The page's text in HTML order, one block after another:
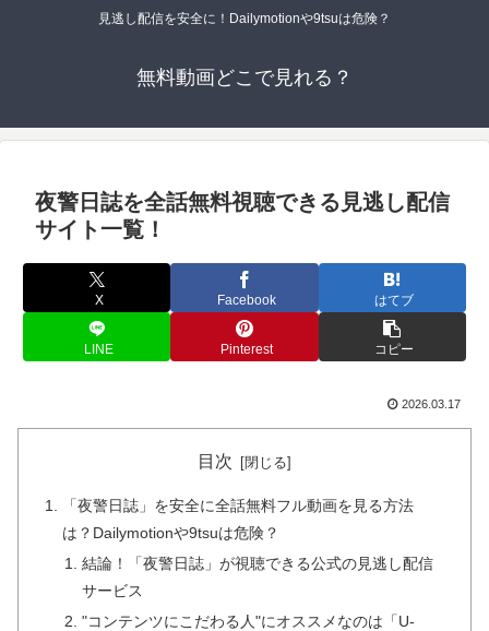
見逃し配信を安全に！Dailymotionや9tsuは危険？
無料動画どこで見れる？
夜警日誌を全話無料視聴できる見逃し配信
サイト一覧！
X Facebook はてブ
LINE Pinterest コピー
2026.03.17
目次
「夜警日誌」を安全に全話無料フル動画を見る方法
は？Dailymotionや9tsuは危険？
結論！「夜警日誌」が視聴できる公式の見逃し配信
サービス
"コンテンツにこだわる人"にオススメなのは「U-